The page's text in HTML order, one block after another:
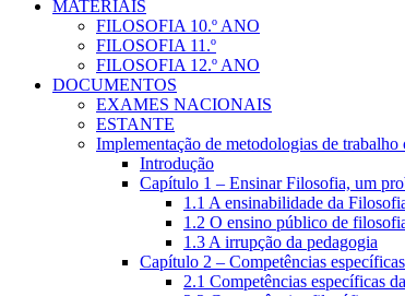
MATERIAIS
FILOSOFIA 10.º ANO
FILOSOFIA 11.º
FILOSOFIA 12.º ANO
DOCUMENTOS
EXAMES NACIONAIS
ESTANTE
Implementação de metodologias de
Introdução
Capítulo 1 – Ensinar Filosofia, um
1.1 A ensinabilidade da
1.2 O ensino público de
1.3 A irrupção da pedagogia
Capítulo 2 – Competências
2.1 Competências específicas